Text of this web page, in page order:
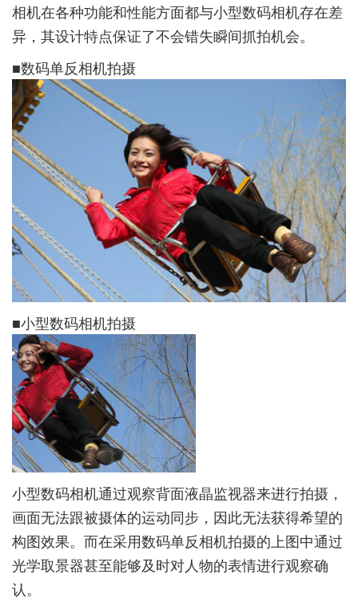
相机在各种功能和性能方面都与小型数码相机存在差
异，其设计特点保证了不会错失瞬间抓拍机会。
■数码单反相机拍摄
■小型数码相机拍摄
小型数码相机通过观察背面液晶监视器来进行拍摄，
画面无法跟被摄体的运动同步，因此无法获得希望的
构图效果。而在采用数码单反相机拍摄的上图中通过
光学取景器甚至能够及时对人物的表情进行观察确
认。